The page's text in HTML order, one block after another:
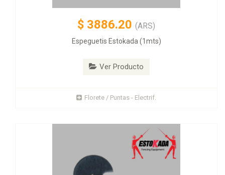
$ 3886.20 (ARS)
Espeguetis Estokada (1mts)
Ver Producto
Florete / Puntas - Electrif.